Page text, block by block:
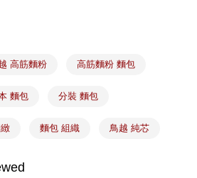
高筋麵粉 高筋麵粉 麵包
麵包 分裝 麵包
麵包 組織 鳥越 純芯